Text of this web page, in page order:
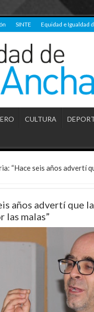
SINTE Equidad e Igualdad
CULTURA
“Hace seis años advertí
años advertí que
las malas”